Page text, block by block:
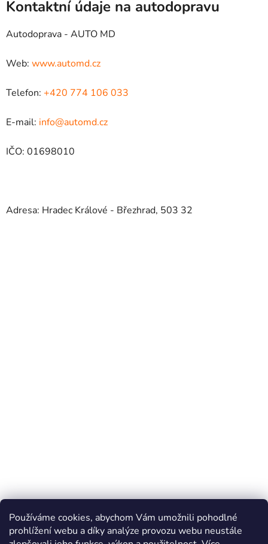
Používáme cookies, abychom Vám umožnili pohodlné
prohlížení webu a díky analýze provozu webu neustále
Kontaktní údaje na autodopravu
Autodoprava - AUTO MD
Web: www.automd.cz
Telefon: +420 774 106 033
E-mail: info@automd.cz
IČO: 01698010
Adresa: Hradec Králové - Březhrad, 503 32